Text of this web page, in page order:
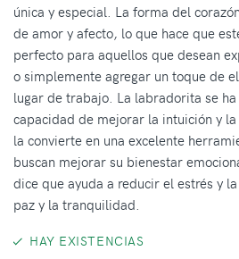
única y especial. La forma del
de amor y afecto, lo que hace que
perfecto para aquellos que desean
o simplemente agregar un toque de
lugar de trabajo. La labradorita se ha
capacidad de mejorar la intuición y
la convierte en una excelente
buscan mejorar su bienestar
dice que ayuda a reducir el estrés y
paz y la tranquilidad.
HAY EXISTENCIAS